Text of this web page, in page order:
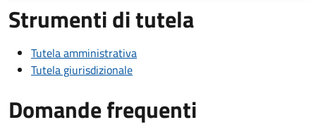
Strumenti di tutela
Tutela amministrativa
Tutela giurisdizionale
Domande frequenti